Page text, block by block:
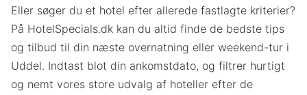
Eller søger du et hotel efter allerede fastlagte kriterier?
På HotelSpecials.dk kan du altid finde de bedste tips
og tilbud til din næste overnatning eller weekend-tur i
Uddel. Indtast blot din ankomstdato, og filtrer hurtigt
og nemt vores store udvalg af hoteller efter de